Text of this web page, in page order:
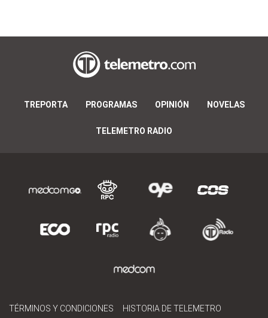
TREPORTA PROGRAMAS OPINIÓN NOVELAS
TELEMETRO RADIO
TÉRMINOS Y CONDICIONES HISTORIA DE TELEMETRO